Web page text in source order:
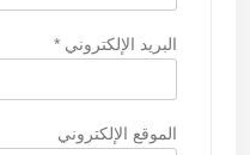
البريد الإلكتروني *
الموقع الإلكتروني